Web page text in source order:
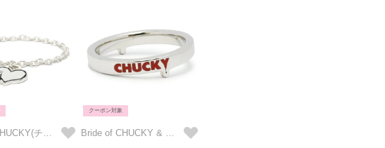
Bride of CHUCKY(チャッキー) ハート ブレスレット
クーポン対象
Bride of CHUCKY & TIFFANY(チャッキー & ティファニー) ブライダルリング / 結婚指輪・マリッジリング